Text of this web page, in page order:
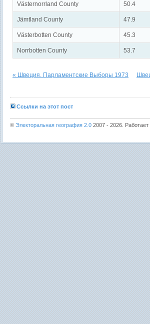
Västernorrland County 50.4
Jämtland County 47.9
Västerbotten County 45.3
Norrbotten County 53.7
« Швеция. Парламентские Выборы 1973
Ссылки на этот пост
© Электоральная география 2.0 2007 - 2026. Работает